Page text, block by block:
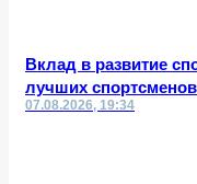
Вклад в развитие
лучших спортсменов
07.08.2026, 19:34